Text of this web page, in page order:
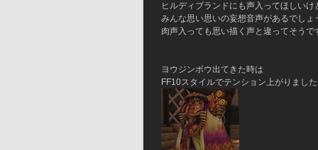
ヒルディブランドにも声入ってほしいけ
みんな思い思いの妄想音声があるでしょ
肉声入っても思い描く声と違ってそうで
ヨウジンボウ出てきた時は
FF10スタイルでテンション上がりました